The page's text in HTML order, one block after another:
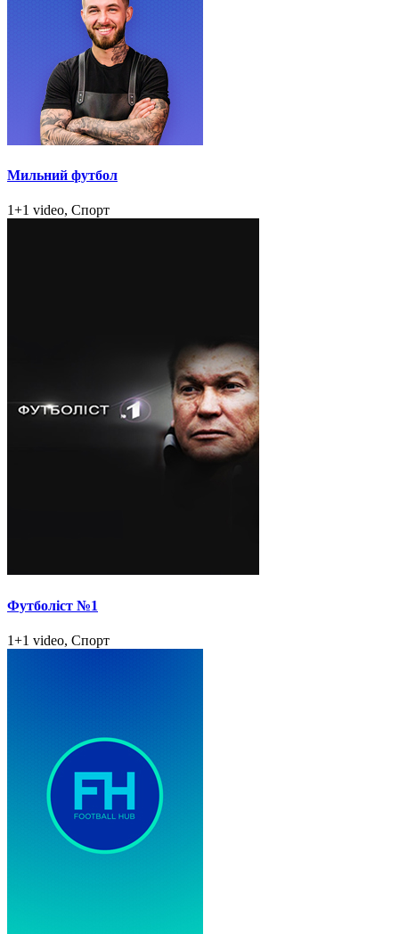
Мильний футбол
1+1 video, Спорт
Футболіст №1
1+1 video, Спорт